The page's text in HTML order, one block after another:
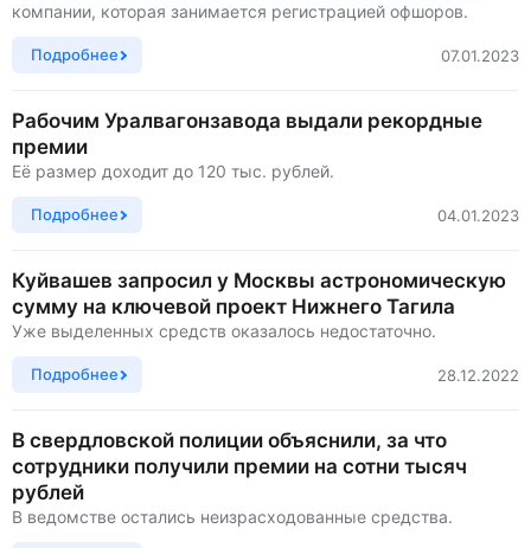
компании, которая занимается регистрацией офшоров.
Подробнее 07.01.2023
Рабочим Уралвагонзавода выдали рекордные
премии
Её размер доходит до 120 тыс. рублей.
Подробнее 04.01.2023
Куйвашев запросил у Москвы астрономическую
сумму на ключевой проект Нижнего Тагила
Уже выделенных средств оказалось недостаточно.
Подробнее 28.12.2022
В свердловской полиции объяснили, за что
сотрудники получили премии на сотни тысяч
рублей
В ведомстве остались неизрасходованные средства.